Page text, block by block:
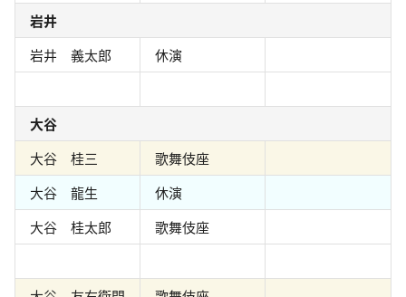
岩井
岩井 義太郎
休演
大谷
大谷 桂三
歌舞伎座
大谷 龍生
休演
大谷 桂太郎
歌舞伎座